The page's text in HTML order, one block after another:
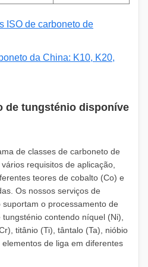
ISO de carboneto de
da China: K10, K20,
de tungsténio disponíve
de classes de carboneto de
requisitos de aplicação,
teores de cobalto (Co) e
Os nossos serviços de
o processamento de
contendo níquel (Ni),
titânio (Ti), tântalo (Ta), nióbio
de liga em diferentes